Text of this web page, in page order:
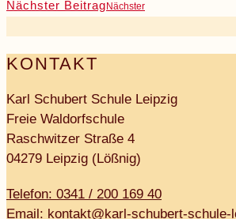
Nächster Beitrag Nächster
KONTAKT
Karl Schubert Schule Leipzig
Freie Waldorfschule
Raschwitzer Straße 4
04279 Leipzig (Lößnig)
Telefon: 0341 / 200 169 40
Email: kontakt@karl-schubert-schule-